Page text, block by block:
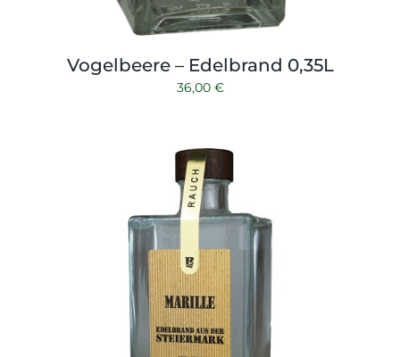
Vogelbeere – Edelbrand 0,35L
36,00 €